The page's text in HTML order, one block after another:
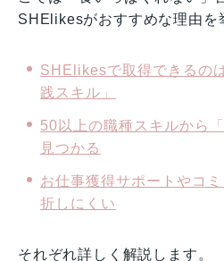
SHElikesがおすすめな理由を
SHElikesで取得できるの
践スキル」
50以上の職種スキルから
見つかる
お仕事獲得サポートやコ
折しにくい
それぞれ詳しく解説します。